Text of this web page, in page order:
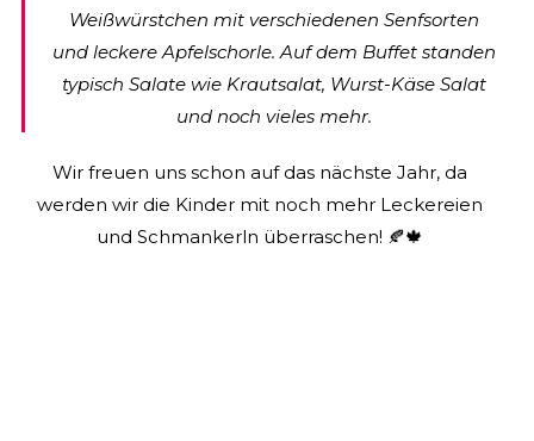
Weißwürstchen mit verschiedenen Senfsorten
und leckere Apfelschorle.Auf dem Buffet standen
typisch Salate wie Krautsalat, Wurst-Käse Salat
und noch vieles mehr.
Wir freuen uns schon auf das nächste Jahr, da
werden wir die Kinder mit noch mehr Leckereien
und Schmankerln überraschen! 🍂🍁